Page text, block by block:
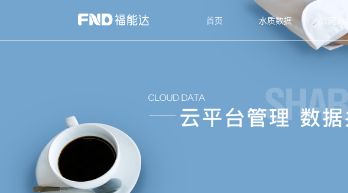
首页 水质数据 官网商城